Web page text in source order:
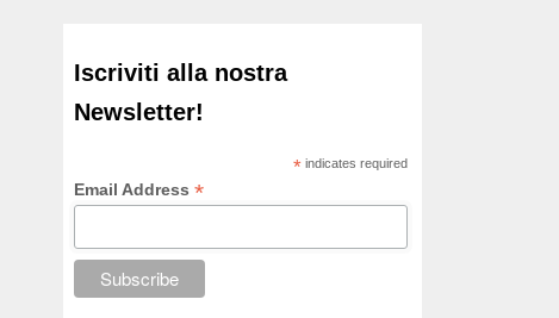
Iscriviti alla nostra
Newsletter!
* indicates required
Email Address*